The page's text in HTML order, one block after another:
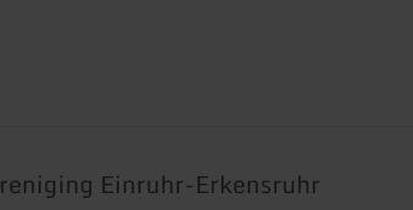
Einruhr-Erkensruhr